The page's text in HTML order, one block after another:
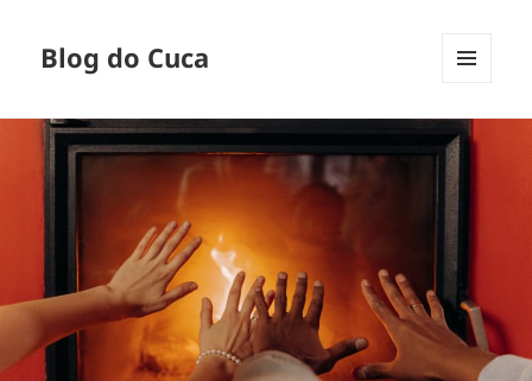
Blog do Cuca
WIDGETS